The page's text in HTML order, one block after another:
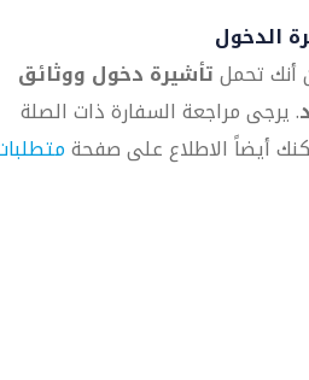
الدخول
أنك تحملتأشيرة دخول ووثائق
. يرجى مراجعة السفارة ذات الصلة
أيضاً الاطلاع على صفحة